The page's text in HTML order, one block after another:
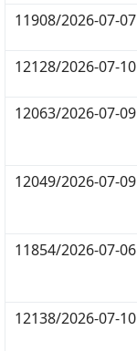
11908/2026-07-07
12128/2026-07-10
12063/2026-07-09
12049/2026-07-09
11854/2026-07-06
12138/2026-07-10